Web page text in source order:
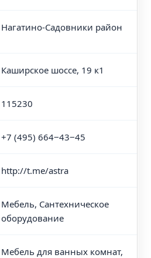
Нагатино-Садовники район
Каширское шоссе, 19 к1
115230
+7 (495) 664‒43‒45
http://t.me/astra
Мебель, Сантехническое
оборудование
Мебель для ванных комнат,